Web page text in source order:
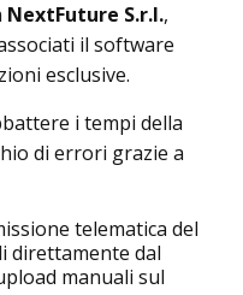
NextFuture S.r.l.,
il software
esclusive.
i tempi della
di errori grazie a
telematica del
direttamente dal
manuali sul